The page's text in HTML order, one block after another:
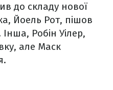
до складу нової
Йоель Рот, пішов
Робін Уілер,
але Маск